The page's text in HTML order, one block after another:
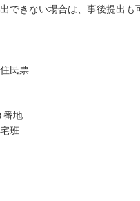
できない場合は、事後提出も
民票
地
班